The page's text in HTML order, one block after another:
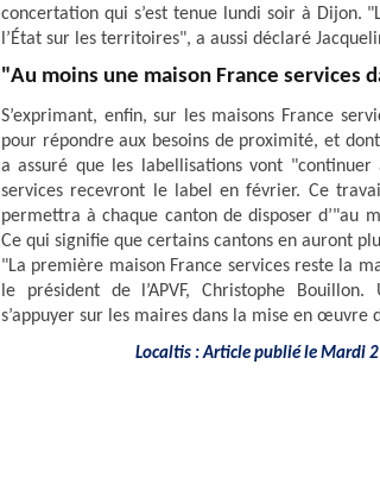
concertation qui s’est tenue lundi soir à Dijon.
l’État sur les territoires", a aussi déclaré
"Au moins une maison France services
S’exprimant, enfin, sur les maisons France
pour répondre aux besoins de proximité, et
a assuré que les labellisations vont
services recevront le label en février. Ce
permettra à chaque canton de disposer d’"au
Ce qui signifie que certains cantons en auront
"La première maison France services reste la
le président de l’APVF, Christophe
s’appuyer sur les maires dans la mise en œuvre
Localtis : Article publié le Mardi